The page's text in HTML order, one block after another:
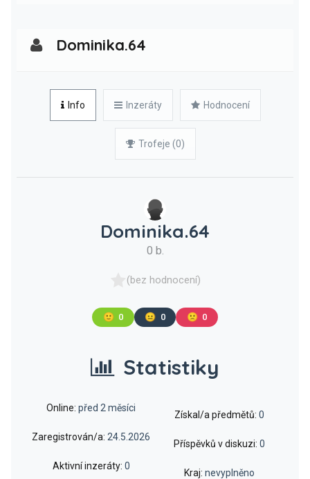
Dominika.64
Info Inzeráty Hodnocení
Trofeje (0)
Dominika.64
0 b.
(bez hodnocení)
🙂 0 😐 0 🙁 0
Statistiky
Online: před 2 měsíci
Zaregistrován/a: 24.5.2026
Aktivní inzeráty: 0
Získal/a předmětů: 0
Příspěvků v diskuzi: 0
Kraj: nevyplněno